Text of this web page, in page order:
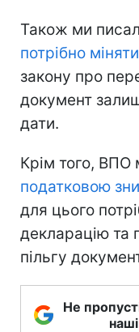
Також ми
потрібно міняти
закону про
документ
дати.
Крім того, ВПО
податковою
для цього
декларацію та
пільгу
Не